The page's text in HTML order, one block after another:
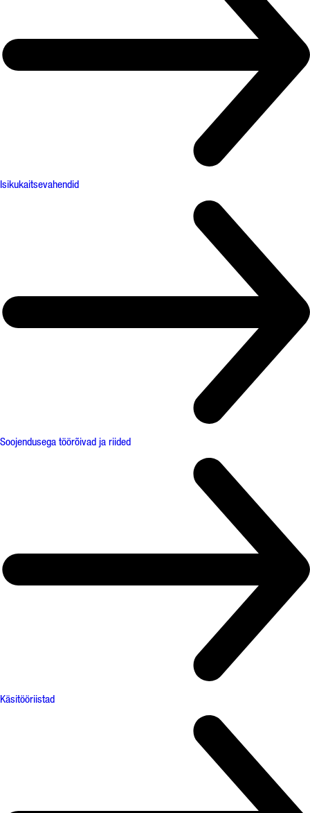
Isikukaitsevahendid
Soojendusega töörõivad ja riided
Käsitööriistad